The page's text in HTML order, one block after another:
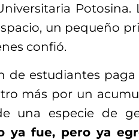
un pequeño
confió.
de estudiantes
más por un
una especie de
ya fue, pero ya